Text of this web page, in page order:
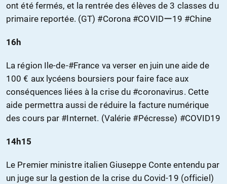
ont été fermés, et la rentrée des élèves de 3 classes du
primaire reportée. (GT) #Corona #COVIDー19 #Chine
16h
La région Ile-de-#France va verser en juin une aide de
100 € aux lycéens boursiers pour faire face aux
conséquences liées à la crise du #coronavirus. Cette
aide permettra aussi de réduire la facture numérique
des cours par #Internet. (Valérie #Pécresse) #COVID19
14h15
Le Premier ministre italien Giuseppe Conte entendu par
un juge sur la gestion de la crise du Covid-19 (officiel)